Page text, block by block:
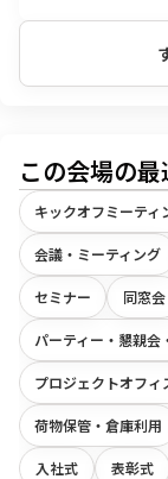
この会場の
キックオフミーティ
会議・ミーティング
セミナー 同窓会
パーティー・懇親会
プロジェクトオフィ
荷物保管・倉庫利用
入社式 表彰式